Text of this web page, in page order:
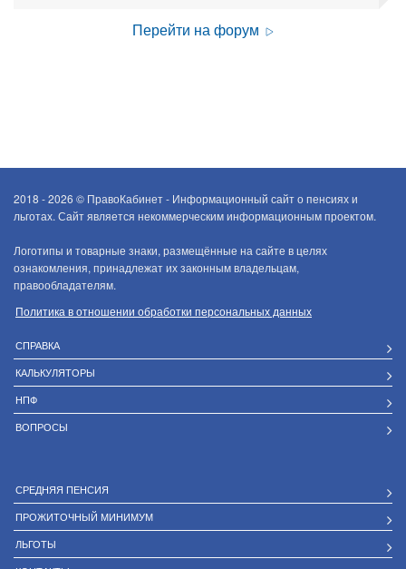
Перейти на форум
2018 - 2026 © ПравоКабинет - Информационный сайт о пенсиях и
льготах. Сайт является некоммерческим информационным проектом.
Логотипы и товарные знаки, размещённые на сайте в целях
ознакомления, принадлежат их законным владельцам,
правообладателям.
Политика в отношении обработки персональных данных
СПРАВКА
КАЛЬКУЛЯТОРЫ
НПФ
ВОПРОСЫ
СРЕДНЯЯ ПЕНСИЯ
ПРОЖИТОЧНЫЙ МИНИМУМ
ЛЬГОТЫ